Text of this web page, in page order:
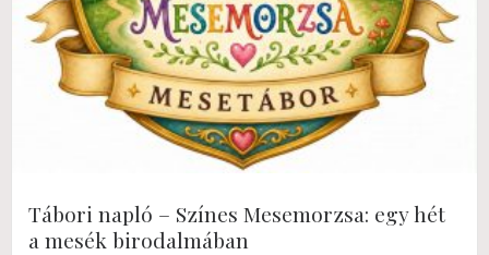
Tábori napló – Színes Mesemorzsa: egy hét
a mesék birodalmában